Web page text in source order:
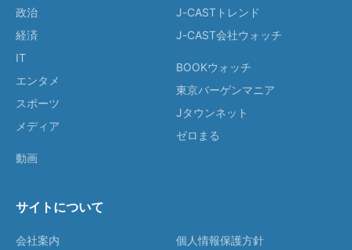
政治
経済
IT
エンタメ
スポーツ
メディア
動画
J-CASTトレンド
J-CAST会社ウォッチ
BOOKウォッチ
東京バーゲンマニア
Jタウンネット
ゼロまる
サイトについて
会社案内
個人情報保護方針